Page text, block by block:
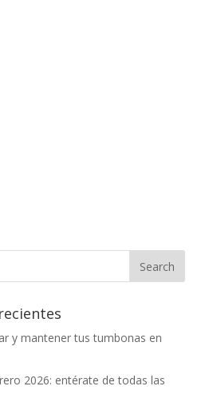
y mantener tus tumbonas en
2026: entérate de todas las